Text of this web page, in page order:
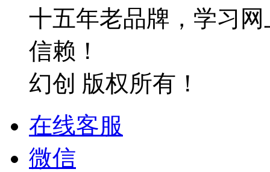
十五年老品牌，学习
信赖！
幻创 版权所有！
在线客服
微信